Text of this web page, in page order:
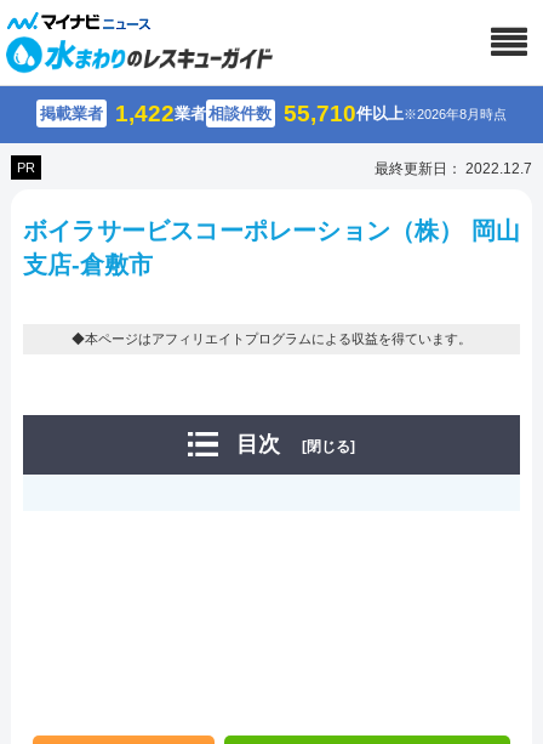
掲載業者 1,422業者相談件数 55,710件以上※2026年8月時点
PR 最終更新日： 2022.12.7
ボイラサービスコーポレーション（株） 岡山
支店-倉敷市
◆本ページはアフィリエイトプログラムによる収益を得ています。
目次 [閉じる]